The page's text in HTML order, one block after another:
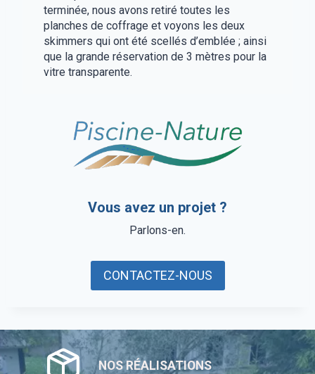
terminée, nous avons retiré toutes les
planches de coffrage et voyons les deux
skimmers qui ont été scellés d’emblée ; ainsi
que la grande réservation de 3 mètres pour la
vitre transparente.
Vous avez un projet ?
Parlons-en.
CONTACTEZ-NOUS
NOS RÉALISATIONS